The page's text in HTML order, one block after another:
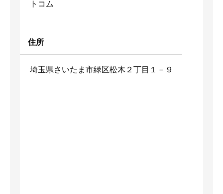
トコム
住所
埼玉県さいたま市緑区松木２丁目１－９